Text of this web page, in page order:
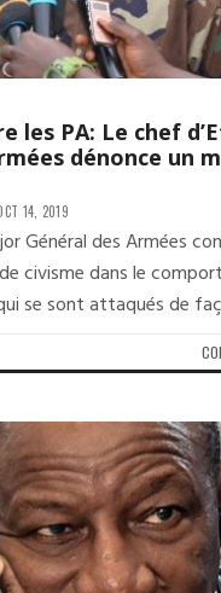
les PA: Le chef
dénonce un
14, 2019
Général des Armées
civisme dans le
se sont attaqués de